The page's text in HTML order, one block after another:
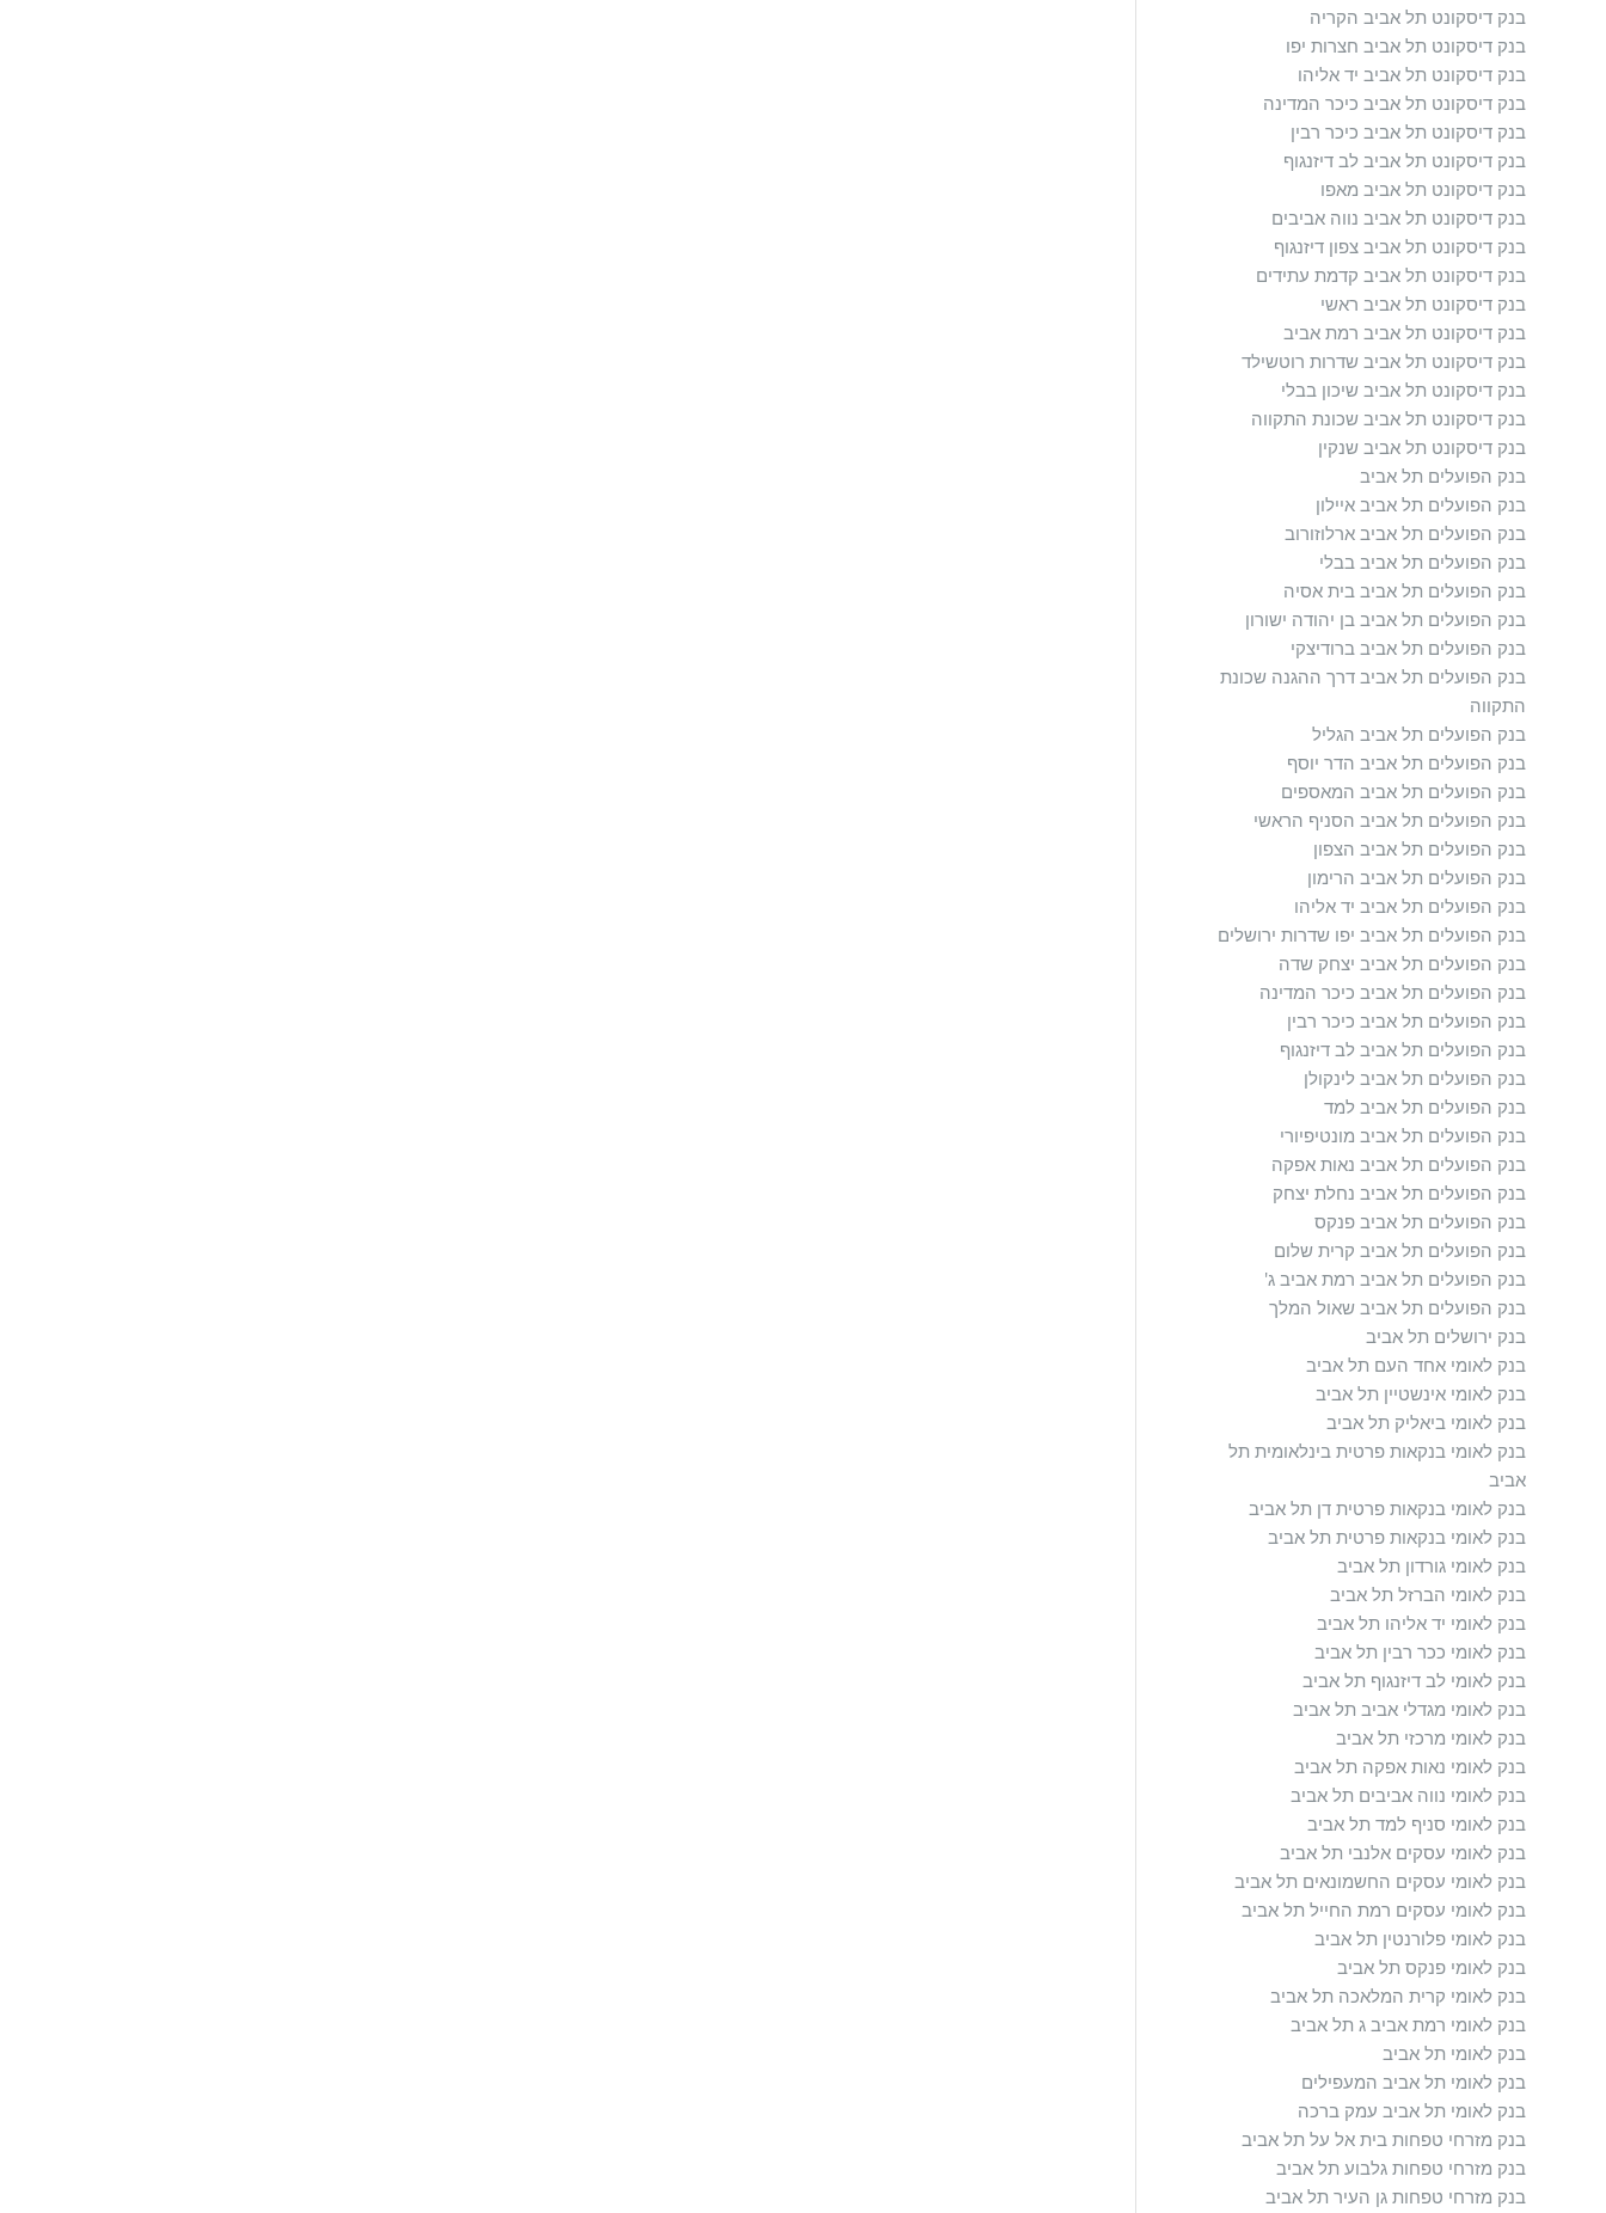
בנק דיסקונט תל אביב הקריה
בנק דיסקונט תל אביב חצרות יפו
בנק דיסקונט תל אביב יד אליהו
בנק דיסקונט תל אביב כיכר המדינה
בנק דיסקונט תל אביב כיכר רבין
בנק דיסקונט תל אביב לב דיזנגוף
בנק דיסקונט תל אביב מאפו
בנק דיסקונט תל אביב נווה אביבים
בנק דיסקונט תל אביב צפון דיזנגוף
בנק דיסקונט תל אביב קדמת עתידים
בנק דיסקונט תל אביב ראשי
בנק דיסקונט תל אביב רמת אביב
בנק דיסקונט תל אביב שדרות רוטשילד
בנק דיסקונט תל אביב שיכון בבלי
בנק דיסקונט תל אביב שכונת התקווה
בנק דיסקונט תל אביב שנקין
בנק הפועלים תל אביב
בנק הפועלים תל אביב איילון
בנק הפועלים תל אביב ארלוזורוב
בנק הפועלים תל אביב בבלי
בנק הפועלים תל אביב בית אסיה
בנק הפועלים תל אביב בן יהודה ישורון
בנק הפועלים תל אביב ברודיצקי
בנק הפועלים תל אביב דרך ההגנה שכונת
התקווה
בנק הפועלים תל אביב הגליל
בנק הפועלים תל אביב הדר יוסף
בנק הפועלים תל אביב המאספים
בנק הפועלים תל אביב הסניף הראשי
בנק הפועלים תל אביב הצפון
בנק הפועלים תל אביב הרימון
בנק הפועלים תל אביב יד אליהו
בנק הפועלים תל אביב יפו שדרות ירושלים
בנק הפועלים תל אביב יצחק שדה
בנק הפועלים תל אביב כיכר המדינה
בנק הפועלים תל אביב כיכר רבין
בנק הפועלים תל אביב לב דיזנגוף
בנק הפועלים תל אביב לינקולן
בנק הפועלים תל אביב למד
בנק הפועלים תל אביב מונטיפיורי
בנק הפועלים תל אביב נאות אפקה
בנק הפועלים תל אביב נחלת יצחק
בנק הפועלים תל אביב פנקס
בנק הפועלים תל אביב קרית שלום
בנק הפועלים תל אביב רמת אביב ג'
בנק הפועלים תל אביב שאול המלך
בנק ירושלים תל אביב
בנק לאומי אחד העם תל אביב
בנק לאומי אינשטיין תל אביב
בנק לאומי ביאליק תל אביב
בנק לאומי בנקאות פרטית בינלאומית תל
אביב
בנק לאומי בנקאות פרטית דן תל אביב
בנק לאומי בנקאות פרטית תל אביב
בנק לאומי גורדון תל אביב
בנק לאומי הברזל תל אביב
בנק לאומי יד אליהו תל אביב
בנק לאומי ככר רבין תל אביב
בנק לאומי לב דיזנגוף תל אביב
בנק לאומי מגדלי אביב תל אביב
בנק לאומי מרכזי תל אביב
בנק לאומי נאות אפקה תל אביב
בנק לאומי נווה אביבים תל אביב
בנק לאומי סניף למד תל אביב
בנק לאומי עסקים אלנבי תל אביב
בנק לאומי עסקים החשמונאים תל אביב
בנק לאומי עסקים רמת החייל תל אביב
בנק לאומי פלורנטין תל אביב
בנק לאומי פנקס תל אביב
בנק לאומי קרית המלאכה תל אביב
בנק לאומי רמת אביב ג תל אביב
בנק לאומי תל אביב
בנק לאומי תל אביב המעפילים
בנק לאומי תל אביב עמק ברכה
בנק מזרחי טפחות בית אל על תל אביב
בנק מזרחי טפחות גלבוע תל אביב
בנק מזרחי טפחות גן העיר תל אביב